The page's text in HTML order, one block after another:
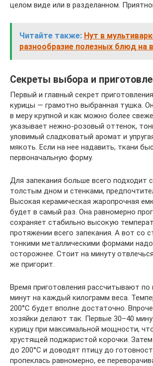
целом виде или в разделанном.
Читайте также: Нут в
разнообразие полезных блюд на
Секреты выбора и
Первый и главный секрет
курицы — грамотно выбранная тушка.
в меру крупной и как можно более
указывает нежно-розовый оттенок,
уловимый сладковатый аромат и
мякоть. Если на нее надавить, ткани
первоначальную форму.
Для запекания больше всего подходит
толстым дном и стенками,
Высокая керамическая жаропрочная
будет в самый раз. Она равномерно
сохраняет стабильно высокую
протяжении всего запекания. А вот со
тонкими металлическими формами
осторожнее. Стоит на минуту
же пригорит.
Время приготовления рассчитывают по
минут на каждый килограмм веса.
200°C будет вполне достаточно.
хозяйки делают так. Первые 30–40
курицу при максимальной мощности,
хрустящей поджаристой корочки.
до 200°C и доводят птицу до
пропеклась равномерно, ее